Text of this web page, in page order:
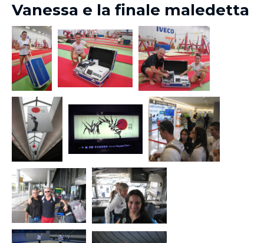
Vanessa e la finale maledetta